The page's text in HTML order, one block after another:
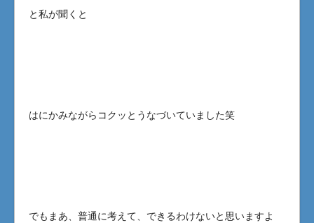
と私が聞くと
はにかみながらコクッとうなづいていました笑
でもまあ、普通に考えて、できるわけないと思いますよ